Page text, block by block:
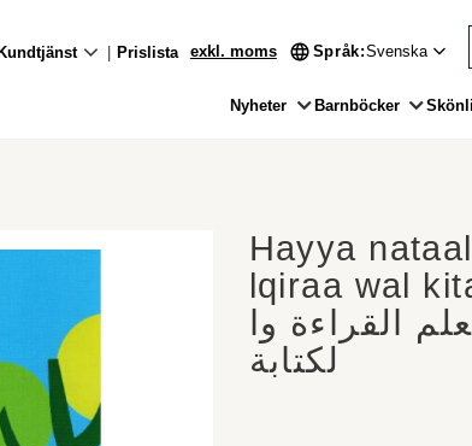
Kundtjänst Prislista exkl. moms Språk
Nyheter Barnböcker
Hayya
lqiraa wal
القراءة وا
لكتابة